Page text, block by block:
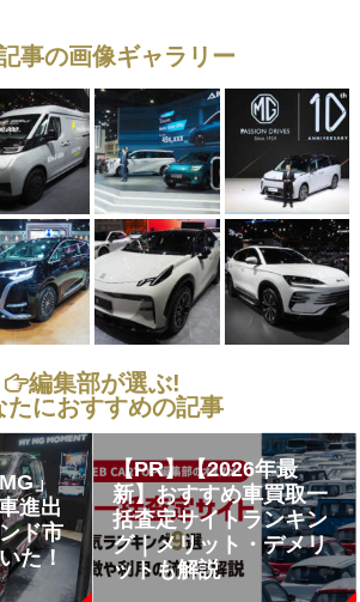
事の画像ギャラリー
編集部が選ぶ!
たにおすすめの記事
」
進出
ド市
た！
【PR】【2026年最
新】おすすめ車買取一
括査定サイトランキン
グ｜メリット・デメリ
ットも解説